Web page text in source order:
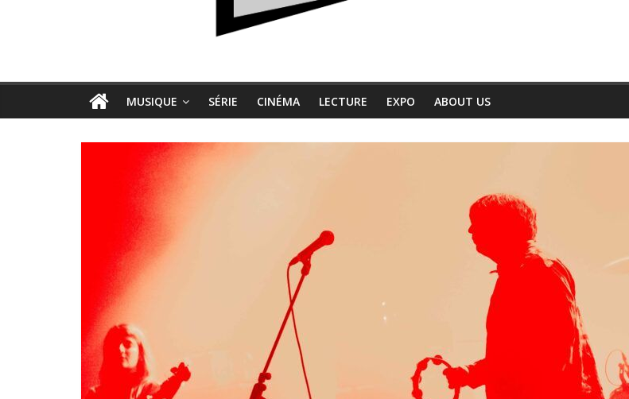
MUSIQUE SÉRIE CINÉMA LECTURE EXPO ABOUT US